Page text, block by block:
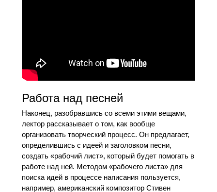
Работа над песней
Наконец, разобравшись со всеми этими вещами,
лектор рассказывает о том, как вообще
организовать творческий процесс. Он предлагает,
определившись с идеей и заголовком песни,
создать «рабочий лист», который будет помогать в
работе над ней. Методом «рабочего листа» для
поиска идей в процессе написания пользуется,
например, американский композитор Стивен